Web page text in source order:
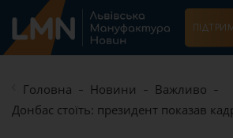
Головна Новини
Важливо
Донбас стоїть: президент показав